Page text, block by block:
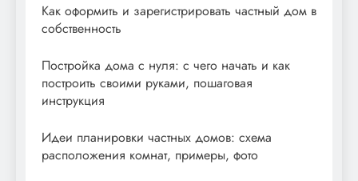
Как оформить и зарегистрировать частный дом в
собственность
Постройка дома с нуля: с чего начать и как
построить своими руками, пошаговая
инструкция
Идеи планировки частных домов: схема
расположения комнат, примеры, фото